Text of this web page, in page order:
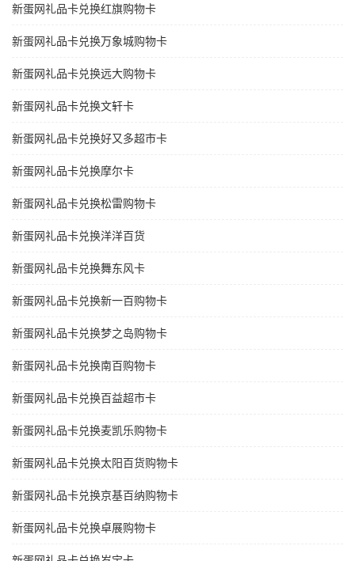
新蛋网礼品卡兑换红旗购物卡
新蛋网礼品卡兑换万象城购物卡
新蛋网礼品卡兑换远大购物卡
新蛋网礼品卡兑换文轩卡
新蛋网礼品卡兑换好又多超市卡
新蛋网礼品卡兑换摩尔卡
新蛋网礼品卡兑换松雷购物卡
新蛋网礼品卡兑换洋洋百货
新蛋网礼品卡兑换舞东风卡
新蛋网礼品卡兑换新一百购物卡
新蛋网礼品卡兑换梦之岛购物卡
新蛋网礼品卡兑换南百购物卡
新蛋网礼品卡兑换百益超市卡
新蛋网礼品卡兑换麦凯乐购物卡
新蛋网礼品卡兑换太阳百货购物卡
新蛋网礼品卡兑换京基百纳购物卡
新蛋网礼品卡兑换卓展购物卡